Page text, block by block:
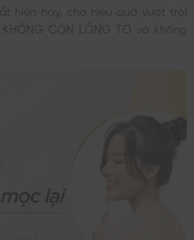
hiện nay, cho hiệu quả vượt trội
CÒN LÔNG TƠ và không